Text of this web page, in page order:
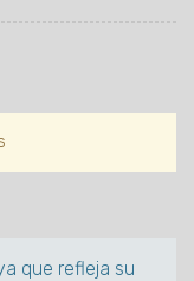
que refleja su